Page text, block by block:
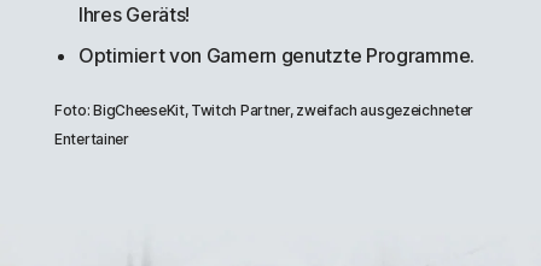
Ihres Geräts!
Optimiert von Gamern genutzte Programme.
Foto: BigCheeseKit, Twitch Partner, zweifach ausgezeichneter
Entertainer